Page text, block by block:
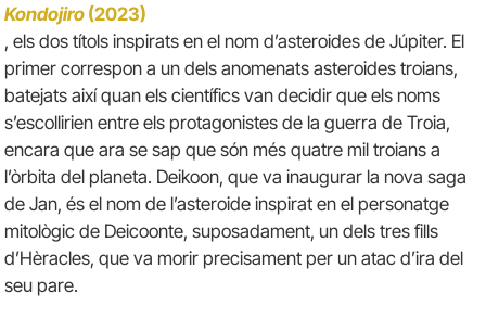
Kondojiro(2023)
, els dos títols inspirats en el nom d’asteroides de Júpiter. El
primer correspon a un dels anomenats asteroides troians,
batejats així quan els científics van decidir que els noms
s’escollirien entre els protagonistes de la guerra de Troia,
encara que ara se sap que són més quatre mil troians a
l’òrbita del planeta. Deikoon, que va inaugurar la nova saga
de Jan, és el nom de l’asteroide inspirat en el personatge
mitològic de Deicoonte, suposadament, un dels tres fills
d’Hèracles, que va morir precisament per un atac d’ira del
seu pare.